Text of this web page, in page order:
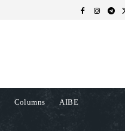
Columns AIBE